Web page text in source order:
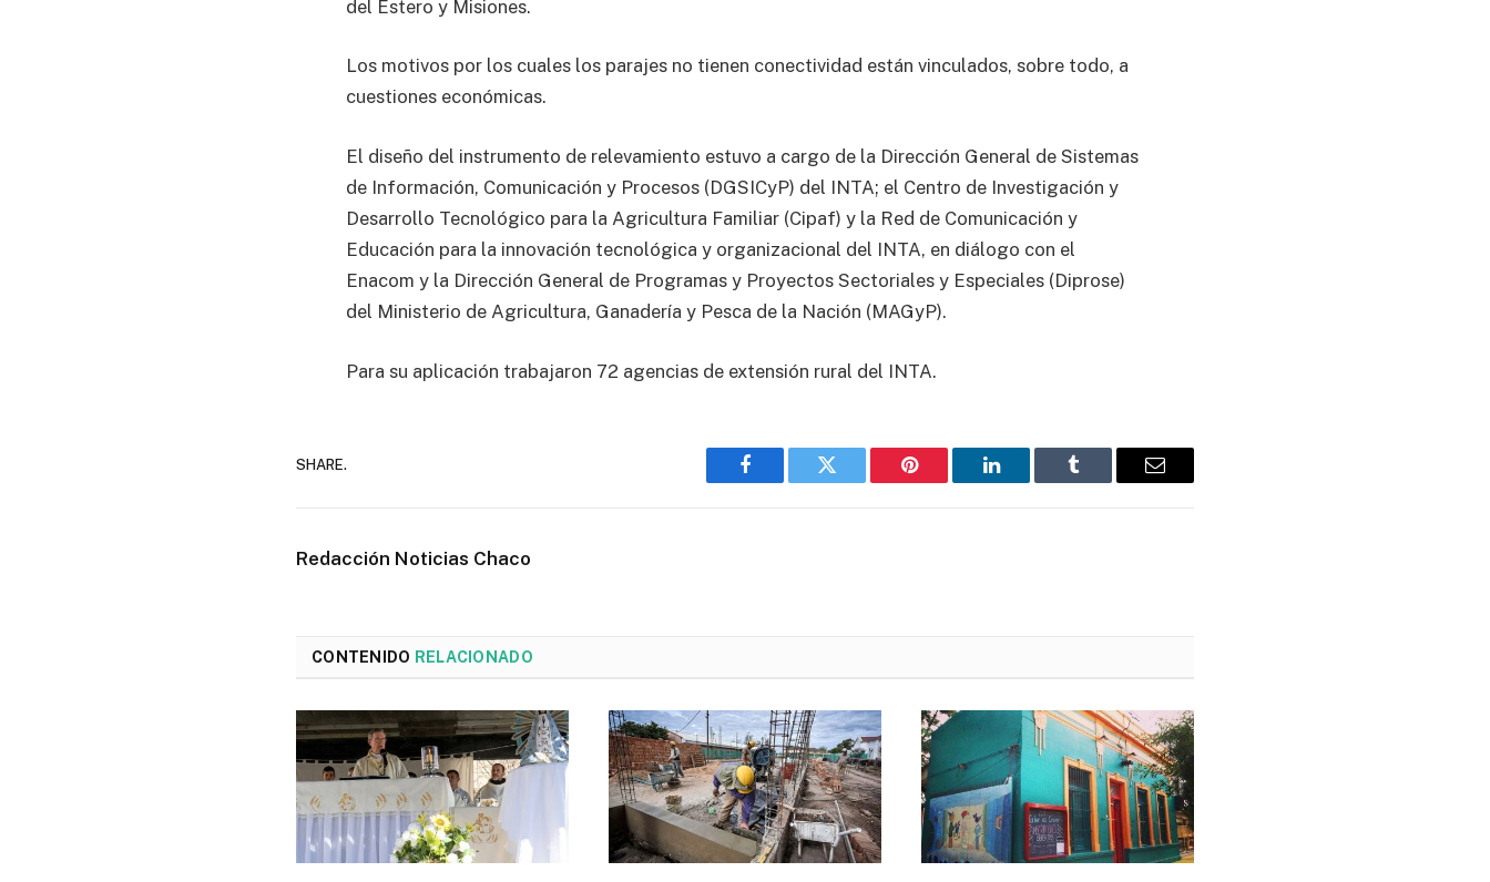
del Estero y Misiones.
Los motivos por los cuales los parajes no tienen conectividad están vinculados, sobre todo, a
cuestiones económicas.
El diseño del instrumento de relevamiento estuvo a cargo de la Dirección General de Sistemas
de Información, Comunicación y Procesos (DGSICyP) del INTA; el Centro de Investigación y
Desarrollo Tecnológico para la Agricultura Familiar (Cipaf) y la Red de Comunicación y
Educación para la innovación tecnológica y organizacional del INTA, en diálogo con el
Enacom y la Dirección General de Programas y Proyectos Sectoriales y Especiales (Diprose)
del Ministerio de Agricultura, Ganadería y Pesca de la Nación (MAGyP).
Para su aplicación trabajaron 72 agencias de extensión rural del INTA.
SHARE.
Facebook Twitter Pinterest LinkedIn Tumblr Email
Redacción Noticias Chaco
CONTENIDO RELACIONADO